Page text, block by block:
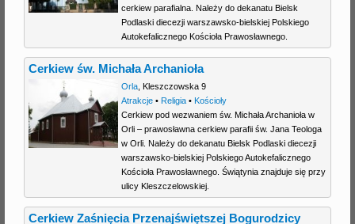
cerkiew parafialna. Należy do dekanatu Bielsk
Podlaski diecezji warszawsko-bielskiej Polskiego
Autokefalicznego Kościoła Prawosławnego.
Cerkiew św. Michała Archanioła
Orla, Kleszczowska 9
Atrakcje• Religia• Kościoły
Cerkiew pod wezwaniem św. Michała Archanioła w
Orli – prawosławna cerkiew parafii św. Jana Teologa
w Orli. Należy do dekanatu Bielsk Podlaski diecezji
warszawsko-bielskiej Polskiego Autokefalicznego
Kościoła Prawosławnego. Świątynia znajduje się przy
ulicy Kleszczelowskiej.
Cerkiew Zaśnięcia Przenajświętszej Bogurodzicy